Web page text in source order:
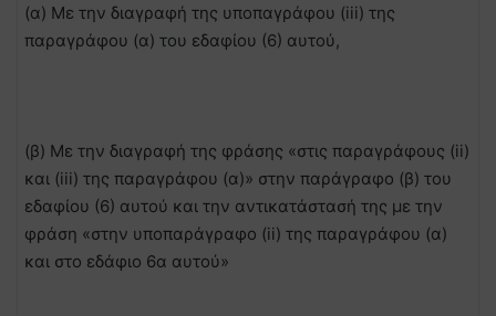
(α) Με την διαγραφή της υποπαγράφου (iii) της
παραγράφου (α) του εδαφίου (6) αυτού,
(β) Με την διαγραφή της φράσης «στις παραγράφους (ii)
και (iii) της παραγράφου (α)» στην παράγραφο (β) του
εδαφίου (6) αυτού και την αντικατάστασή της με την
φράση «στην υποπαράγραφο (ii) της παραγράφου (α)
και στο εδάφιο 6α αυτού»